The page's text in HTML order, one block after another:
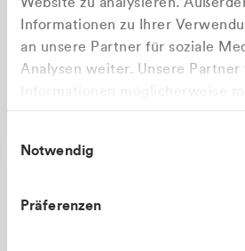
Website zu analysieren.
Informationen zu Ihrer
an unsere Partner für soziale
Analysen weiter. Unsere Partner
gesammelt haben.
Notwendig
Präferenzen
Apilash